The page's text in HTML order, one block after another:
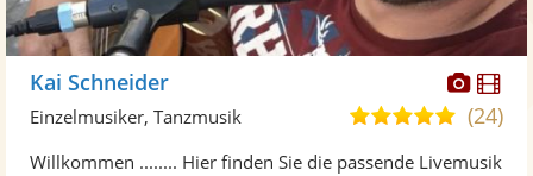
Fotos
Kai Schneider
4,8(24)
Einzelmusiker, Tanzmusik
Willkommen ........ Hier finden Sie die passende Livemusik